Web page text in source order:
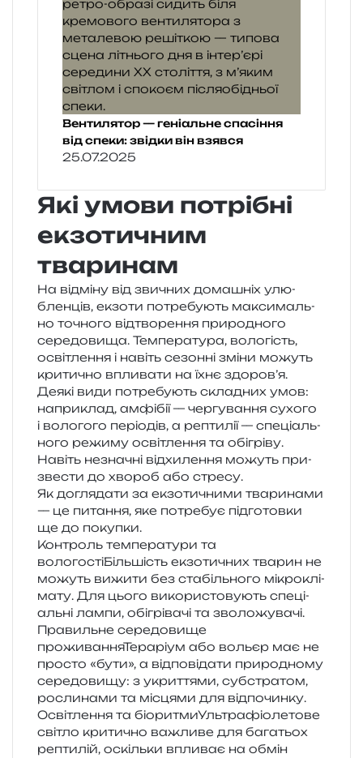
Вентилятор — геніальне спасіння
від спеки: звідки він взявся
25.07.2025
Які умови потрібні
екзотичним
тваринам
На від­мі­ну від зви­чних дома­шніх улю­
блен­ців, екзо­ти потре­бу­ють макси­маль­
но точно­го від­тво­ре­н­ня при­ро­дно­го
сере­до­ви­ща. Температура, воло­гість,
осві­тле­н­ня і навіть сезон­ні зміни можуть
кри­ти­чно впли­ва­ти на їхнє здоров’я.
Деякі види потре­бу­ють скла­дних умов:
напри­клад, амфі­бії — чер­гу­ва­н­ня сухо­го
і воло­го­го пері­о­дів, а репти­лії — спе­ці­аль­
но­го режи­му осві­тле­н­ня та обі­грі­ву.
Навіть незна­чні від­хи­ле­н­ня можуть при­
зве­сти до хво­роб або стресу.
Як догля­да­ти за екзо­ти­чни­ми тва­ри­на­ми
— це пита­н­ня, яке потре­бує під­го­тов­ки
ще до покупки.
Контроль тем­пе­ра­ту­ри та
вологостіБільшість екзо­ти­чних тва­рин не
можуть вижи­ти без ста­біль­но­го мікро­клі­
ма­ту. Для цього вико­ри­сто­ву­ють спе­ці­
аль­ні лампи, обі­грі­ва­чі та зволожувачі.
Правильне сере­до­ви­ще
проживанняТераріум або вольєр має не
про­сто «бути», а від­по­від­а­ти при­ро­дно­му
сере­до­ви­щу: з укри­т­тя­ми, суб­стра­том,
росли­на­ми та місця­ми для відпочинку.
Освітлення та біоритмиУльтрафіолетове
сві­тло кри­ти­чно важли­ве для бага­тьох
репти­лій, оскіль­ки впли­ває на обмін